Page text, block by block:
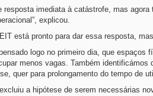
imediata à catástrofe, mas
explicou.
está pronto para dar essa resposta,
logo no primeiro dia, que
menos vagas. Também
quer para prolongamento do tempo de
a hipótese de serem necessárias